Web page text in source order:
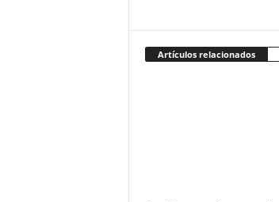
Artículos relacionados